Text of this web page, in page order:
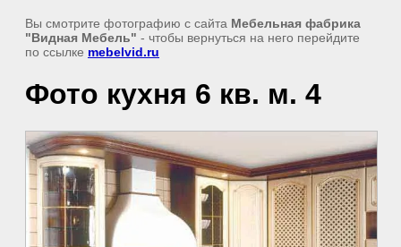
Вы смотрите фотографию с сайта Мебельная фабрика
"Видная Мебель" - чтобы вернуться на него перейдите
по ссылке mebelvid.ru
Фото кухня 6 кв. м. 4